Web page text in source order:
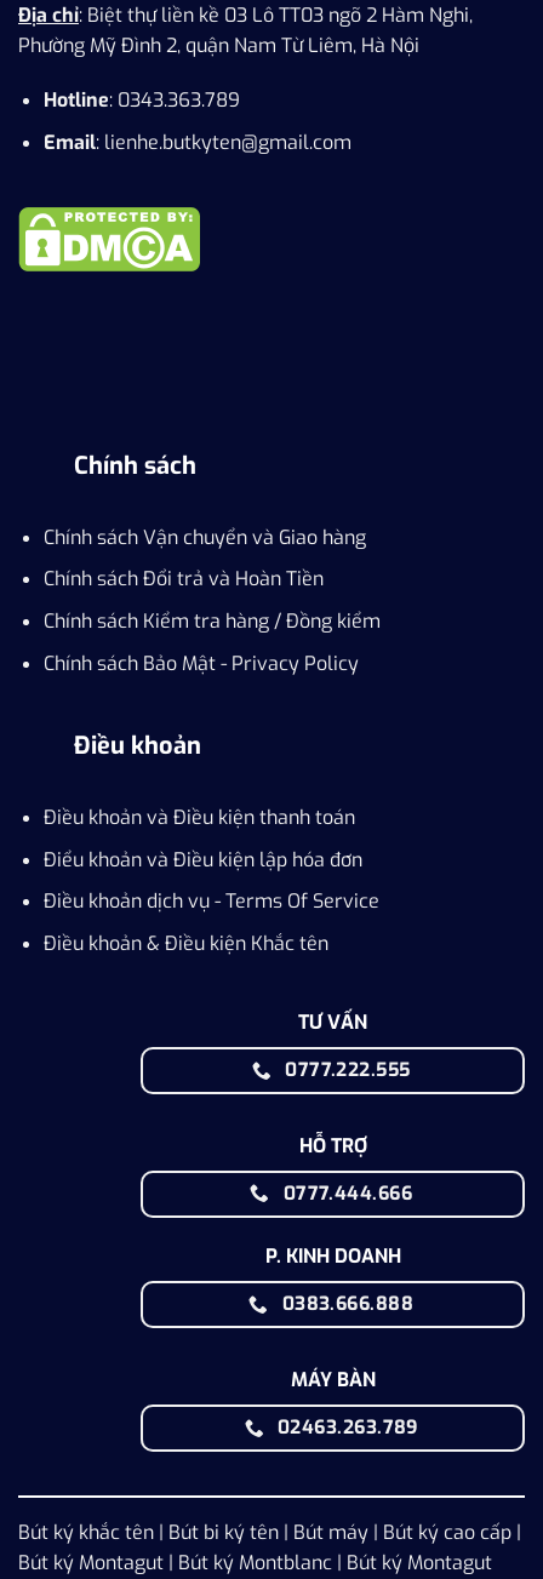
Địa chỉ: Biệt thự liền kề 03 Lô TT03 ngõ 2 Hàm Nghi,
Phường Mỹ Đình 2, quận Nam Từ Liêm, Hà Nội
Hotline: 0343.363.789
Email: lienhe.butkyten@gmail.com
Chính sách
Chính sách Vận chuyển và Giao hàng
Chính sách Đổi trả và Hoàn Tiền
Chính sách Kiểm tra hàng / Đồng kiểm
Chính sách Bảo Mật - Privacy Policy
Điều khoản
Điều khoản và Điều kiện thanh toán
Điểu khoản và Điều kiện lập hóa đơn
Điều khoản dịch vụ - Terms Of Service
Điều khoản & Điều kiện Khắc tên
TƯ VẤN
0777.222.555
HỖ TRỢ
0777.444.666
P. KINH DOANH
0383.666.888
MÁY BÀN
02463.263.789
Bút ký khắc tên | Bút bi ký tên | Bút máy | Bút ký cao cấp |
Bút ký Montagut | Bút ký Montblanc | Bút ký Montagut